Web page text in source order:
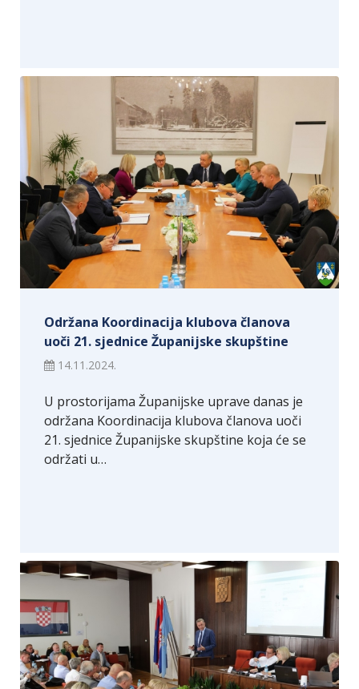
Održana Koordinacija klubova članova
uoči 21. sjednice Županijske skupštine
14.11.2024.
U prostorijama Županijske uprave danas je
održana Koordinacija klubova članova uoči
21. sjednice Županijske skupštine koja će se
održati u…